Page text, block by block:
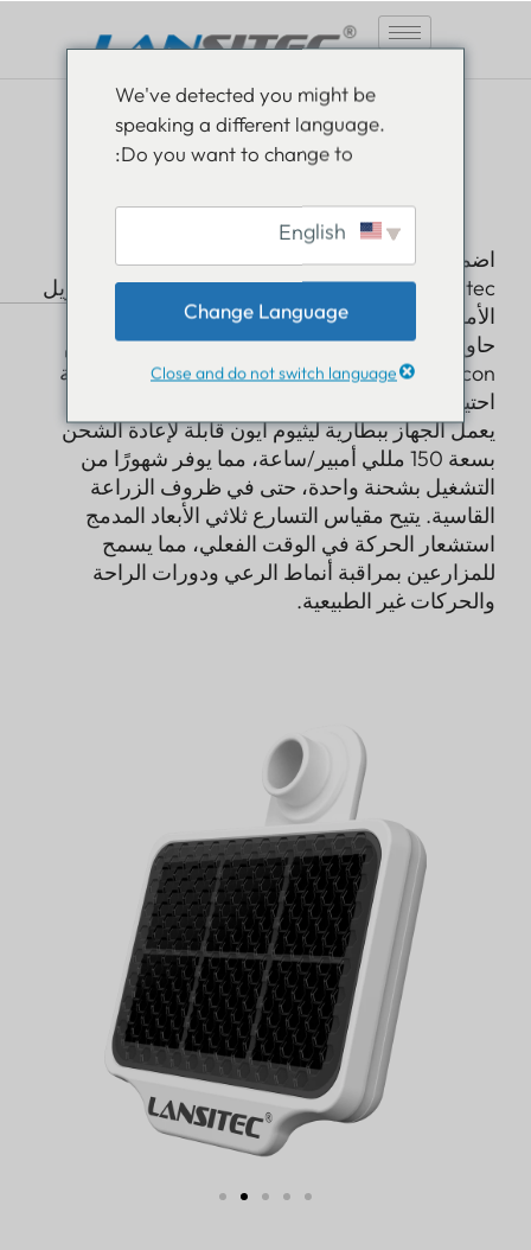
القط-1
علامة تتبع الماشية
اضمن مراقبة دقيقة للماشية مع جهاز تتبع الماشية
Lansitec، المصمم خصيصًا للاستخدام الخارجي طويل
الأمد والمتين. صُمم هذا الجهاز بتقنية البلوتوث في
حاوية متينة وصديقة للحيوانات، ويبثّ باستمرار حزم
iBeacon، ويدعم ما يصل إلى ستة إطارات بث لتلبية
احتياجات التتبع المتنوعة.
يعمل الجهاز ببطارية ليثيوم أيون قابلة لإعادة الشحن
بسعة 150 مللي أمبير/ساعة، مما يوفر شهورًا من
التشغيل بشحنة واحدة، حتى في ظروف الزراعة
القاسية. يتيح مقياس التسارع ثلاثي الأبعاد المدمج
استشعار الحركة في الوقت الفعلي، مما يسمح
للمزارعين بمراقبة أنماط الرعي ودورات الراحة
والحركات غير الطبيعية.
We've detected you might be
speaking a different language.
Do you want to change to:
Change Language
Close and do not switch language